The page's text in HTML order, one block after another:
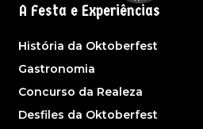
A Festa e Experiências
História da Oktoberfest
Gastronomia
Concurso da Realeza
Desfiles da Oktoberfest